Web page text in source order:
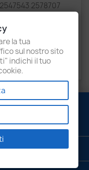
2578707
2753529 2429017
2270595 2969246


la tua
sul nostro sito
indichi il tuo